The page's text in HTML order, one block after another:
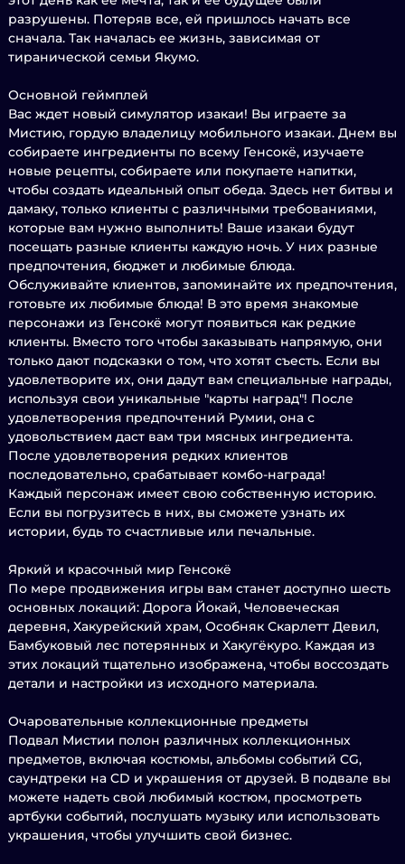
разрушены. Потеряв все, ей пришлось начать все
сначала. Так началась ее жизнь, зависимая от
тиранической семьи Якумо.
Основной геймплей
Вас ждет новый симулятор изакаи! Вы играете за
Мистию, гордую владелицу мобильного изакаи. Днем вы
собираете ингредиенты по всему Генсокё, изучаете
новые рецепты, собираете или покупаете напитки,
чтобы создать идеальный опыт обеда. Здесь нет битвы и
дамаку, только клиенты с различными требованиями,
которые вам нужно выполнить! Ваше изакаи будут
посещать разные клиенты каждую ночь. У них разные
предпочтения, бюджет и любимые блюда.
Обслуживайте клиентов, запоминайте их предпочтения,
готовьте их любимые блюда! В это время знакомые
персонажи из Генсокё могут появиться как редкие
клиенты. Вместо того чтобы заказывать напрямую, они
только дают подсказки о том, что хотят съесть. Если вы
удовлетворите их, они дадут вам специальные награды,
используя свои уникальные "карты наград"! После
удовлетворения предпочтений Румии, она с
удовольствием даст вам три мясных ингредиента.
После удовлетворения редких клиентов
последовательно, срабатывает комбо-награда!
Каждый персонаж имеет свою собственную историю.
Если вы погрузитесь в них, вы сможете узнать их
истории, будь то счастливые или печальные.
Яркий и красочный мир Генсокё
По мере продвижения игры вам станет доступно шесть
основных локаций: Дорога Йокай, Человеческая
деревня, Хакурейский храм, Особняк Скарлетт Девил,
Бамбуковый лес потерянных и Хакугёкуро. Каждая из
этих локаций тщательно изображена, чтобы воссоздать
детали и настройки из исходного материала.
Очаровательные коллекционные предметы
Подвал Мистии полон различных коллекционных
предметов, включая костюмы, альбомы событий CG,
саундтреки на CD и украшения от друзей. В подвале вы
можете надеть свой любимый костюм, просмотреть
артбуки событий, послушать музыку или использовать
украшения, чтобы улучшить свой бизнес.